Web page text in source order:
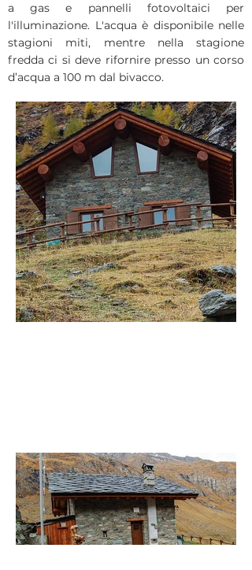
a gas e pannelli fotovoltaici per
l'illuminazione. L'acqua è disponibile nelle
stagioni miti, mentre nella stagione
fredda ci si deve rifornire presso un corso
d’acqua a 100 m dal bivacco.